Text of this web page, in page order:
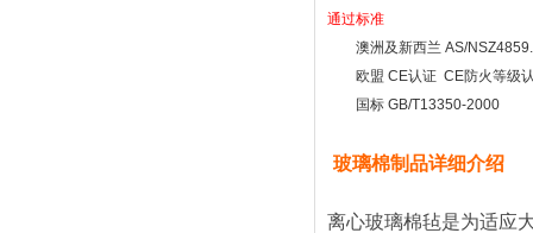
通过标准
澳洲及新西兰 AS/
欧盟 CE认证 CE防火等级
国标 GB/T13350-2000
玻璃棉制品详细介绍
离心玻璃棉毡是为适应